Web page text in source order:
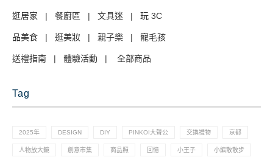
逛居家 | 餐廚區 | 文具迷 | 玩 3C
品美食 | 逛美妝 | 親子樂 | 寵毛孩
送禮指南 | 體驗活動 | 全部商品
Tag
2025年 DESIGN DIY PINKOI大聲公 交換禮物 京都
人物放大鏡 創意市集 商品照 回憶 小王子 小編散散步